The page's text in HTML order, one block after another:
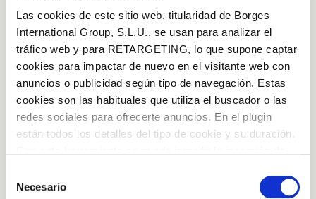
Las cookies de este sitio web, titularidad de Borges
International Group, S.L.U., se usan para analizar el
tráfico web y para RETARGETING, lo que supone captar
cookies para impactar de nuevo en el visitante web con
anuncios o publicidad según tipo de navegación. Estas
cookies son las habituales que utiliza el buscador o las
redes sociales para ofrecerte anuncios. En el plugin
están todos los detalles del tipo de cookie y su duración.
la web aparece cómo evitar las cookies en el navegador.
Necesario
Pistachos tostados y salados
Añadir al carrito
Log in with Google